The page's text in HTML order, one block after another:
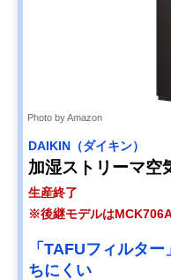
Photo by Amazon
DAIKIN（ダイキン）
加湿ストリーマ空
生産終了
※後継モデルは
「TAFUフィルタ
ちにくい